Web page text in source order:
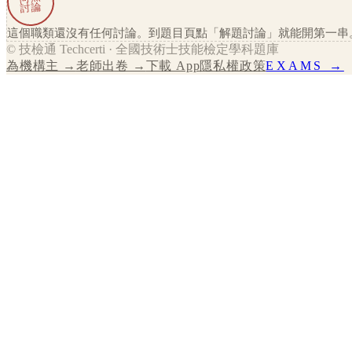
討論
這個職類還沒有任何討論。到題目頁點「解題討論」就能開第一串
© 技檢通 Techcerti · 全國技術士技能檢定學科題庫
為機構主 → 老師出卷 → 下載 App隱私權政策EXAMS →